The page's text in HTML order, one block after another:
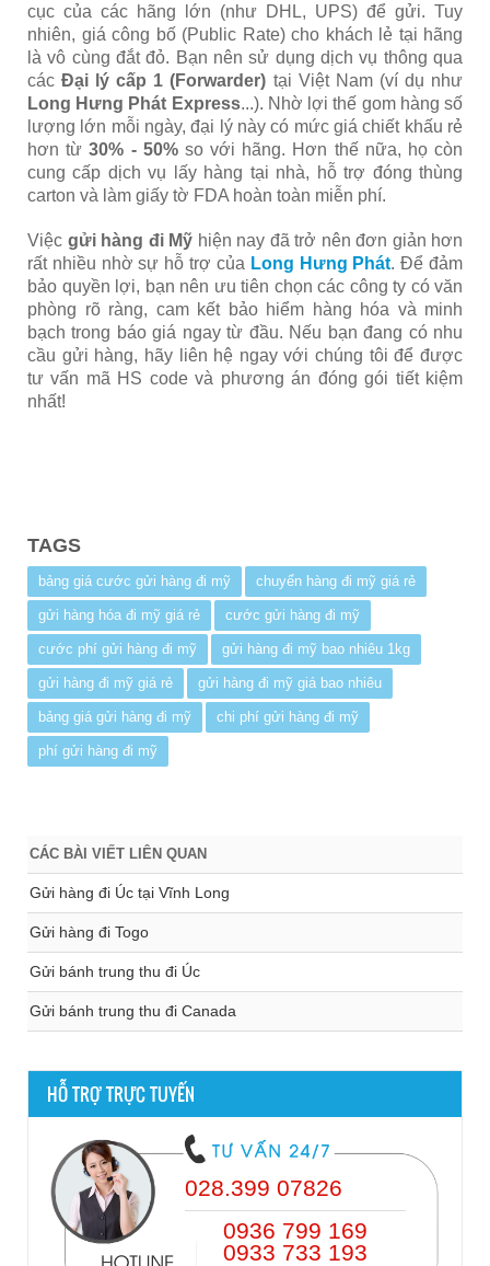
cục của các hãng lớn (như DHL, UPS) để gửi. Tuy
nhiên, giá công bố (Public Rate) cho khách lẻ tại hãng
là vô cùng đắt đỏ. Bạn nên sử dụng dịch vụ thông qua
cácĐại lý cấp 1 (Forwarder) tại Việt Nam (ví dụ như
Long Hưng Phát Express...). Nhờ lợi thế gom hàng số
lượng lớn mỗi ngày, đại lý này có mức giá chiết khấu rẻ
hơn từ30% - 50%so với hãng. Hơn thế nữa, họ còn
cung cấp dịch vụ lấy hàng tại nhà, hỗ trợ đóng thùng
carton và làm giấy tờ FDA hoàn toàn miễn phí.
Việc gửi hàng đi Mỹ hiện nay đã trở nên đơn giản hơn
rất nhiều nhờ sự hỗ trợ của Long Hưng Phát. Để đảm
bảo quyền lợi, bạn nên ưu tiên chọn các công ty có văn
phòng rõ ràng, cam kết bảo hiểm hàng hóa và minh
bạch trong báo giá ngay từ đầu. Nếu bạn đang có nhu
cầu gửi hàng, hãy liên hệ ngay với chúng tôi để được
tư vấn mã HS code và phương án đóng gói tiết kiệm
nhất!
TAGS
bảng giá cước gửi hàng đi mỹ chuyển hàng đi mỹ giá rẻ
gửi hàng hóa đi mỹ giá rẻ cước gửi hàng đi mỹ
cước phí gửi hàng đi mỹ gửi hàng đi mỹ bao nhiêu 1kg
gửi hàng đi mỹ giá rẻ gửi hàng đi mỹ giá bao nhiêu
bảng giá gửi hàng đi mỹ chi phí gửi hàng đi mỹ
phí gửi hàng đi mỹ
CÁC BÀI VIẾT LIÊN QUAN
Gửi hàng đi Úc tại Vĩnh Long
Gửi hàng đi Togo
Gửi bánh trung thu đi Úc
Gửi bánh trung thu đi Canada
HỖ TRỢ TRỰC TUYẾN
028.399 07826
0936 799 169
0933 733 193